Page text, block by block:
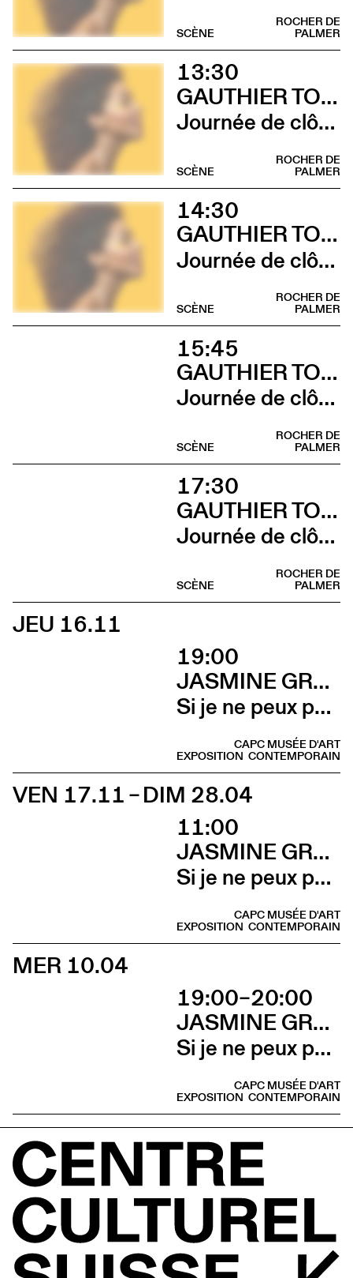
ROCHER DE
PALMER
SCÈNE
13:30
GAUTHIER TOUX TRIO / LOUIS JUCKER / YILIAN CAÑIZARES
Journée de clôture du FAB (Sieste musicale)
ROCHER DE
PALMER
SCÈNE
14:30
GAUTHIER TOUX TRIO / LOUIS JUCKER / YILIAN CAÑIZARES
Journée de clôture du FAB (Gauthier Toux Trio)
ROCHER DE
PALMER
SCÈNE
15:45
GAUTHIER TOUX TRIO / LOUIS JUCKER / YILIAN CAÑIZARES
Journée de clôture du FAB (Louis Jucker)
ROCHER DE
PALMER
SCÈNE
17:30
GAUTHIER TOUX TRIO / LOUIS JUCKER / YILIAN CAÑIZARES
Journée de clôture du FAB (Yilian Cañizares)
ROCHER DE
PALMER
SCÈNE
JEU 16.11
19:00
JASMINE GREGORY
Si je ne peux pas l’avoir, toi non plus (Vernissage)
CAPC MUSÉE D'ART
CONTEMPORAIN
EXPOSITION
VEN 17.11 – DIM 28.04
11:00
JASMINE GREGORY
Si je ne peux pas l’avoir, toi non plus
CAPC MUSÉE D'ART
CONTEMPORAIN
EXPOSITION
MER 10.04
19:00–20:00
JASMINE GREGORY
Si je ne peux pas l’avoir, toi non plus (Talk avec Jasmine Gregory et Marion Vasseur Raluy)
CAPC MUSÉE D'ART
CONTEMPORAIN
EXPOSITION